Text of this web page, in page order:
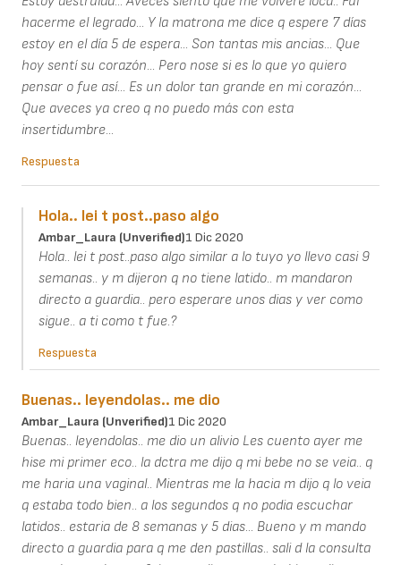
hacerme el legrado... Y la matrona me dice q espere 7 días
estoy en el día 5 de espera... Son tantas mis ancias... Que
hoy sentí su corazón... Pero nose si es lo que yo quiero
pensar o fue así... Es un dolor tan grande en mi corazón...
Que aveces ya creo q no puedo más con esta
insertidumbre...
Respuesta
Hola.. lei t post..paso algo
Ambar_Laura (unverified)1 Dic 2020
Hola.. lei t post..paso algo similar a lo tuyo yo llevo casi 9
semanas.. y m dijeron q no tiene latido.. m mandaron
directo a guardia.. pero esperare unos dias y ver como
sigue.. a ti como t fue.?
Respuesta
Buenas.. leyendolas.. me dio
Ambar_Laura (unverified)1 Dic 2020
Buenas.. leyendolas.. me dio un alivio Les cuento ayer me
hise mi primer eco.. la dctra me dijo q mi bebe no se veia.. q
me haria una vaginal.. Mientras me la hacia m dijo q lo veia
q estaba todo bien.. a los segundos q no podia escuchar
latidos.. estaria de 8 semanas y 5 dias... Bueno y m mando
directo a guardia para q me den pastillas.. sali d la consulta